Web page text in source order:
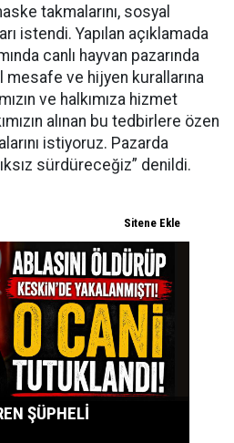
takmalarını, sosyal
istendi. Yapılan açıklamada
canlı hayvan pazarında
mesafe ve hijyen kurallarına
ve halkımıza hizmet
alınan bu tedbirlere özen
istiyoruz. Pazarda
sürdüreceğiz” denildi.